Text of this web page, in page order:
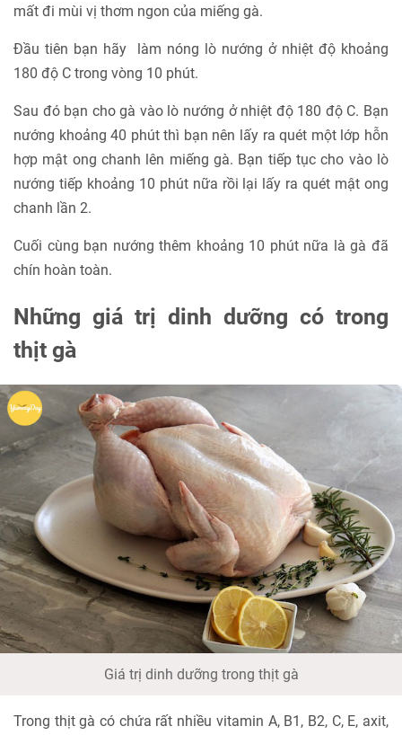
mất đi mùi vị thơm ngon của miếng gà.
Đầu tiên bạn hãy làm nóng lò nướng ở nhiệt độ khoảng
180 độ C trong vòng 10 phút.
Sau đó bạn cho gà vào lò nướng ở nhiệt độ 180 độ C. Bạn
nướng khoảng 40 phút thì bạn nên lấy ra quét một lớp hỗn
hợp mật ong chanh lên miếng gà. Bạn tiếp tục cho vào lò
nướng tiếp khoảng 10 phút nữa rồi lại lấy ra quét mật ong
chanh lần 2.
Cuối cùng bạn nướng thêm khoảng 10 phút nữa là gà đã
chín hoàn toàn.
Những giá trị dinh dưỡng có trong
thịt gà
Giá trị dinh dưỡng trong thịt gà
Trong thịt gà có chứa rất nhiều vitamin A, B1, B2, C, E, axit,